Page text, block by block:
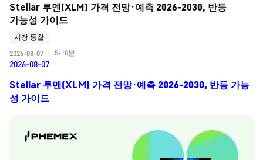
Stellar 루멘(XLM) 가격 전망·예측 2026-2030, 반등
가능성 가이드
시장 통찰
2026-08-07
5-10분
2026-08-07
Stellar 루멘(XLM) 가격 전망·예측 2026-2030, 반등 가능
성 가이드